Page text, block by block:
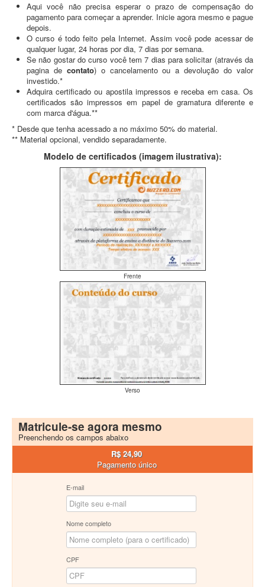
Aqui você não precisa esperar o prazo de compensação do
pagamento para começar a aprender. Inicie agora mesmo e pague
depois.
O curso é todo feito pela Internet. Assim você pode acessar de
qualquer lugar, 24 horas por dia, 7 dias por semana.
Se não gostar do curso você tem 7 dias para solicitar (através da
pagina de contato) o cancelamento ou a devolução do valor
investido.*
Adquira certificado ou apostila impressos e receba em casa. Os
certificados são impressos em papel de gramatura diferente e
com marca d'água.**
* Desde que tenha acessado a no máximo 50% do material.
** Material opcional, vendido separadamente.
Modelo de certificados (imagem ilustrativa):
Frente
Verso
Matricule-se agora mesmo
Preenchendo os campos abaixo
R$ 24,90
Pagamento único
E-mail
Nome completo
CPF